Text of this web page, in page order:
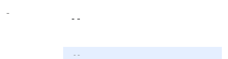
-
- -
- -